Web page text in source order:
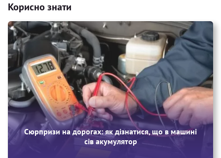
Корисно знати
Сюрпризи на дорогах: як дізнатися, що в машині
сів акумулятор